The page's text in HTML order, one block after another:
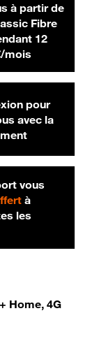
à partir de
Fibre
€ par mois
12
mois42,99 € par
pour
avec la
vous
à
les
Home, 4G